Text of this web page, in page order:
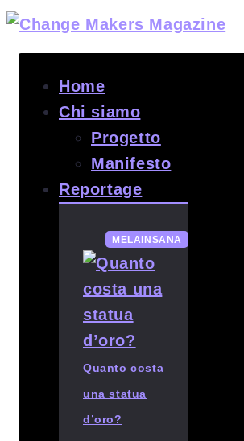
Home
Chi siamo
Progetto
Manifesto
Reportage
MELAINSANA
Quanto costa
una statua
d’oro?